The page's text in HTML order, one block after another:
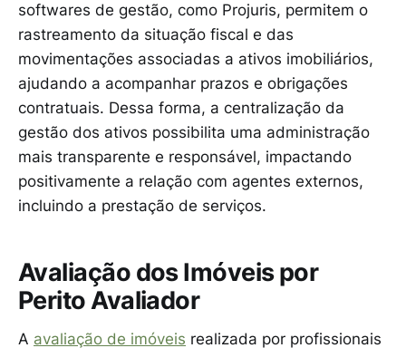
softwares de gestão, como Projuris, permitem o
rastreamento da situação fiscal e das
movimentações associadas a ativos imobiliários,
ajudando a acompanhar prazos e obrigações
contratuais. Dessa forma, a centralização da
gestão dos ativos possibilita uma administração
mais transparente e responsável, impactando
positivamente a relação com agentes externos,
incluindo a prestação de serviços.
Avaliação dos Imóveis por
Perito Avaliador
A avaliação de imóveis realizada por profissionais